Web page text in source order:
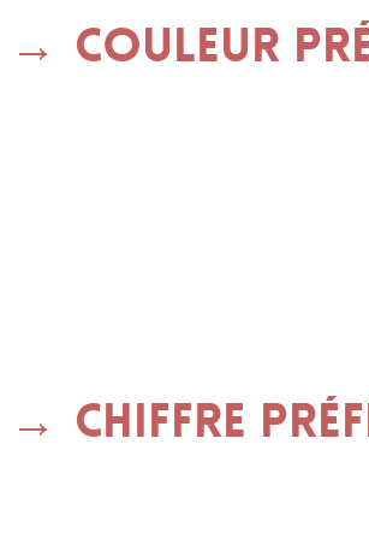
Couleur
Chiffre